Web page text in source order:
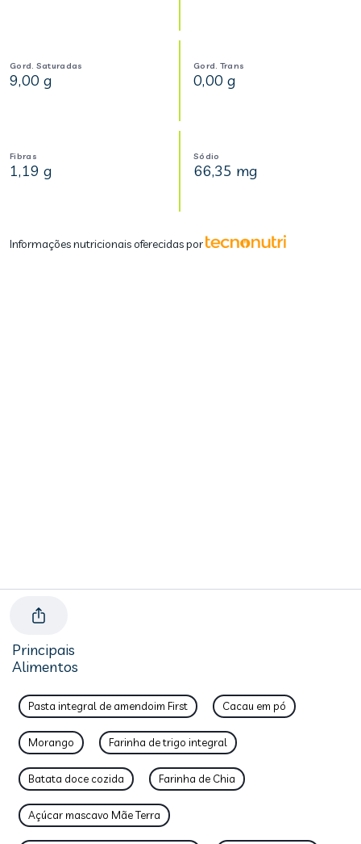
Gord. Saturadas
9,00 g
Gord. Trans
0,00 g
Fibras
1,19 g
Sódio
66,35 mg
Informações nutricionais oferecidas por
Principais
Alimentos
Pasta integral de amendoim First Cacau em pó
Morango Farinha de trigo integral
Batata doce cozida Farinha de Chia
Açúcar mascavo Mãe Terra